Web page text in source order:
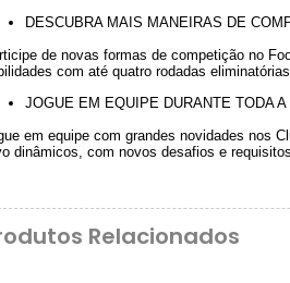
DESCUBRA MAIS MANEIRAS DE
de novas formas de competição no
com até quatro rodadas
JOGUE EM EQUIPE DURANTE TODA
em equipe com grandes novidades nos
dinâmicos, com novos desafios e
Relacionados